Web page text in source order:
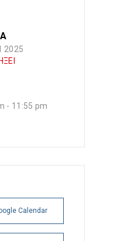
2025
- 11:55 pm
Calendar